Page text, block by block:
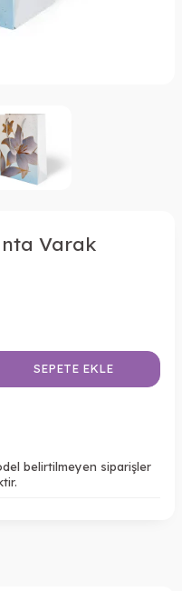
Varak
SEPETE EKLE
belirtilmeyen siparişler